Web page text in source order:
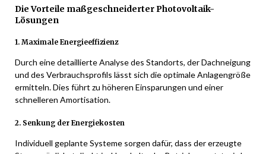
Die Vorteile maßgeschneiderter Photovoltaik-
Lösungen
1. Maximale Energieeffizienz
Durch eine detaillierte Analyse des Standorts, der Dachneigung
und des Verbrauchsprofils lässt sich die optimale Anlagengröße
ermitteln. Dies führt zu höheren Einsparungen und einer
schnelleren Amortisation.
2. Senkung der Energiekosten
Individuell geplante Systeme sorgen dafür, dass der erzeugte